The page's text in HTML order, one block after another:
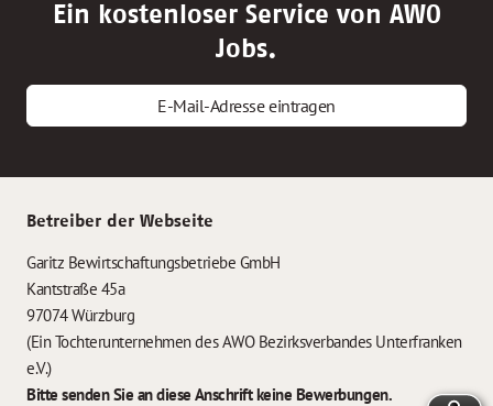
Ein kostenloser Service von AWO
Jobs.
E-Mail-Adresse eintragen
Betreiber der Webseite
Garitz Bewirtschaftungsbetriebe GmbH
Kantstraße 45a
97074 Würzburg
(Ein Tochterunternehmen des AWO Bezirksverbandes Unterfranken
e.V.)
Bitte senden Sie an diese Anschrift keine Bewerbungen.